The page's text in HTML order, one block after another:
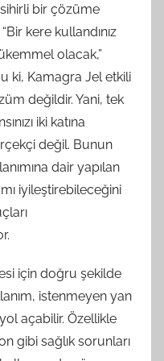
bir çözüme
kere kullandınız
olacak,”
ki, Kamagra Jel etkili
değildir. Yani, tek
iki katına
değil. Bunun
dair yapılan
iyileştirebileceğini
için doğru şekilde
istenmeyen yan
açabilir. Özellikle
gibi sağlık sorunları